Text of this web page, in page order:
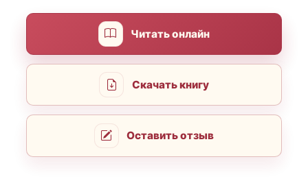
Читать онлайн
Скачать книгу
Оставить отзыв